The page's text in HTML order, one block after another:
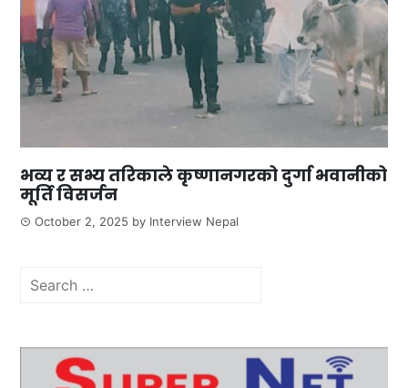
भव्य र सभ्य तरिकाले कृष्णानगरको दुर्गा भवानीको
मूर्ति विसर्जन
October 2, 2025 by Interview Nepal
Search